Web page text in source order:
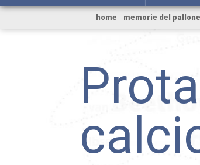
home memorie del pallone